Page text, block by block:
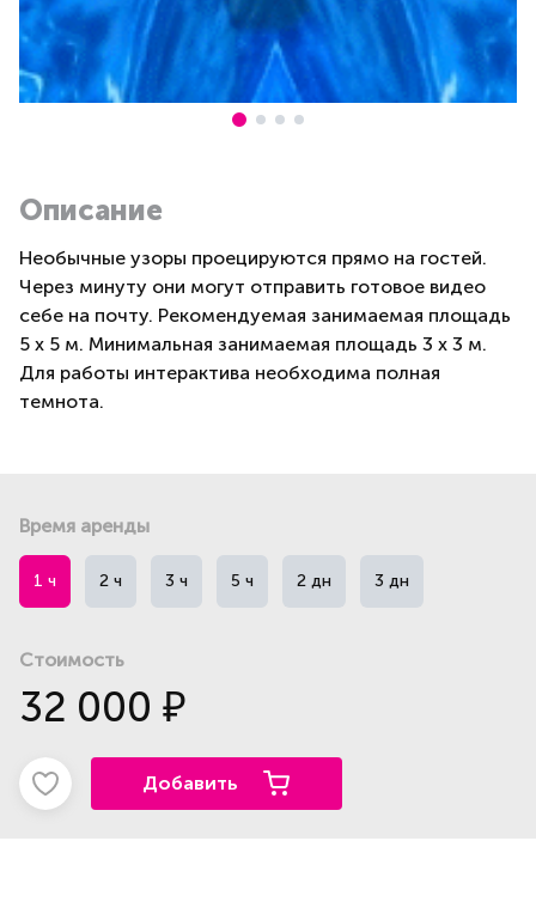
Описание
Необычные узоры проецируются прямо на гостей.
Через минуту они могут отправить готовое видео
себе на почту. Рекомендуемая занимаемая площадь
5 х 5 м. Минимальная занимаемая площадь 3 х 3 м.
Для работы интерактива необходима полная
темнота.
Время аренды
1 ч 2 ч 3 ч 5 ч 2 дн 3 дн
Стоимость
32 000 ₽
Добавить